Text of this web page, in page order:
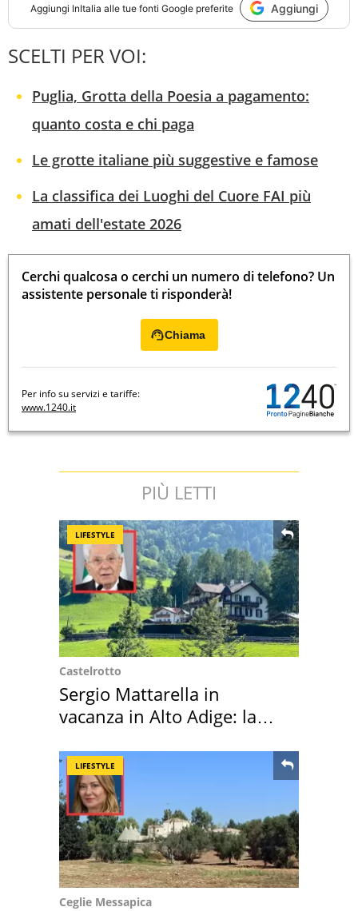
Aggiungi InItalia alle tue fonti Google preferite Aggiungi
SCELTI PER VOI:
Puglia, Grotta della Poesia a pagamento:
quanto costa e chi paga
Le grotte italiane più suggestive e famose
La classifica dei Luoghi del Cuore FAI più
amati dell'estate 2026
Cerchi qualcosa o cerchi un numero di telefono? Un
assistente personale ti risponderà!
Chiama
Per info su servizi e tariffe:
www.1240.it
PIÙ LETTI
LIFESTYLE
Castelrotto
Sergio Mattarella in
vacanza in Alto Adige: la
LIFESTYLE
Ceglie Messapica